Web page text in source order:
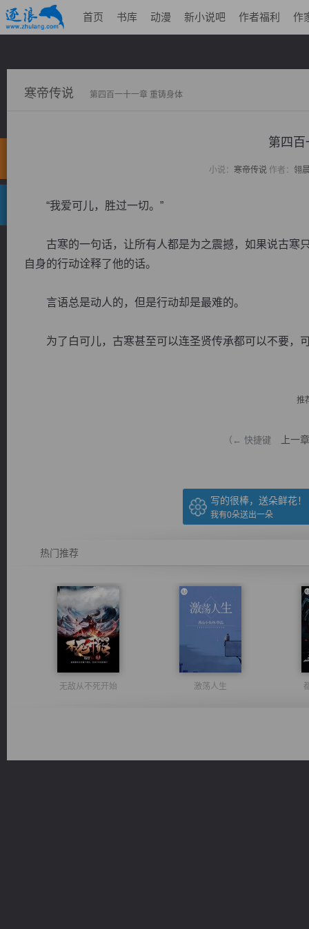
首页 书库 动漫 新小说吧 作者福利 作
寒帝传说 第四百一十一章 重铸身体
第四百
小说： 寒帝传说作者： 翎
“我爱可儿，胜过一切。”
古寒的一句话，让所有人都是为之震撼，如果说古寒
自身的行动诠释了他的话。
言语总是动人的，但是行动却是最难的。
为了白可儿，古寒甚至可以连圣贤传承都可以不要，
推
（← 快捷键 上一章
写的很棒，送朵鲜花！
我有0朵送出一朵
热门推荐
无敌从不死开始 激荡人生